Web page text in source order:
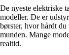
De nyeste elektriske
modeller. De er
børster, hvor hårdt
munden. Mange
realtid.